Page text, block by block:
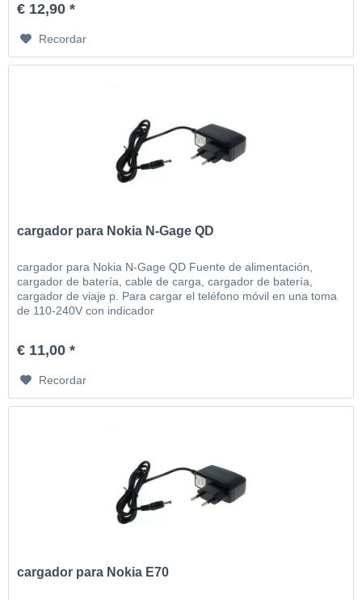
€ 12,90 *
Recordar
cargador para Nokia N-Gage QD
cargador para Nokia N-Gage QD Fuente de alimentación,
cargador de batería, cable de carga, cargador de batería,
cargador de viaje p. Para cargar el teléfono móvil en una toma
de 110-240V con indicador
€ 11,00 *
Recordar
cargador para Nokia E70